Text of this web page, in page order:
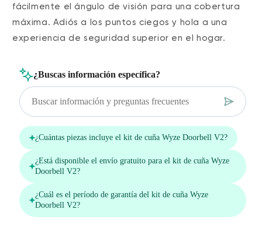
fácilmente el ángulo de visión para una cobertura
máxima. Adiós a los puntos ciegos y hola a una
experiencia de seguridad superior en el hogar.